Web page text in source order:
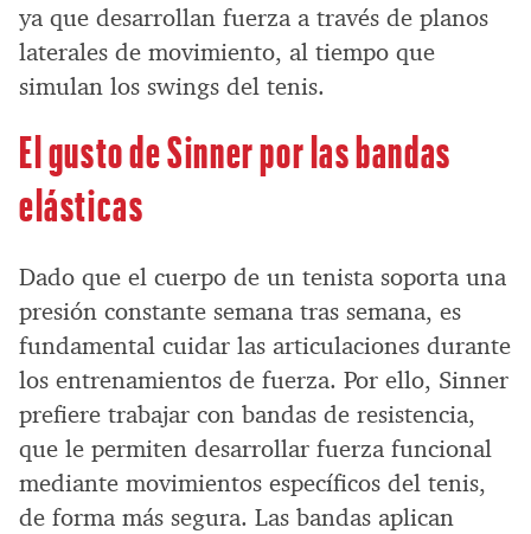
ya que desarrollan fuerza a través de planos
laterales de movimiento, al tiempo que
simulan los swings del tenis.
El gusto de Sinner por las bandas
elásticas
Dado que el cuerpo de un tenista soporta una
presión constante semana tras semana, es
fundamental cuidar las articulaciones durante
los entrenamientos de fuerza. Por ello, Sinner
prefiere trabajar con bandas de resistencia,
que le permiten desarrollar fuerza funcional
mediante movimientos específicos del tenis,
de forma más segura. Las bandas aplican